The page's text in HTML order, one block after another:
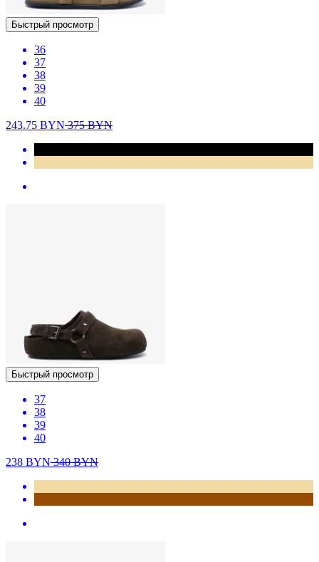
Быстрый просмотр
36
37
38
39
40
243.75 BYN375BYN
Быстрый просмотр
37
38
39
40
238 BYN340BYN